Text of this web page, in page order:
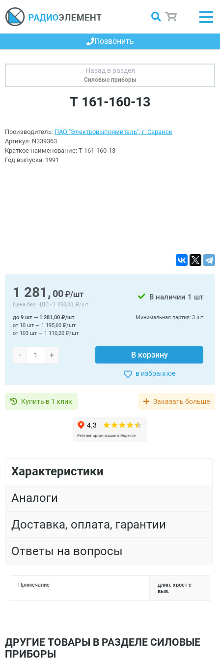
Позвонить
Силовые приборы
Т 161-160-13
Производитель: ПАО "Электровыпрямитель", г. Саранск
Артикул: N339363
Краткое наименование: Т 161-160-13
Год выпуска: 1991
1 281, 00₽/шт
Цена без НДС - 1 050,00, ₽/шт
В наличии 1 шт
- + В корзину
Минимальная партия: 3 шт
до 9 шт — 1 281,00 ₽/шт
от 10 шт — 1 195,60 ₽/шт
от 103 шт — 1 110,20 ₽/шт
в избранное
Купить в 1 клик Заказать больше
Характеристики
Аналоги
Доставка, оплата, гарантии
Ответы на вопросы
Примечание
длин. хвост с
выв.
ДРУГИЕ ТОВАРЫ В РАЗДЕЛЕ СИЛОВЫЕ
ПРИБОРЫ